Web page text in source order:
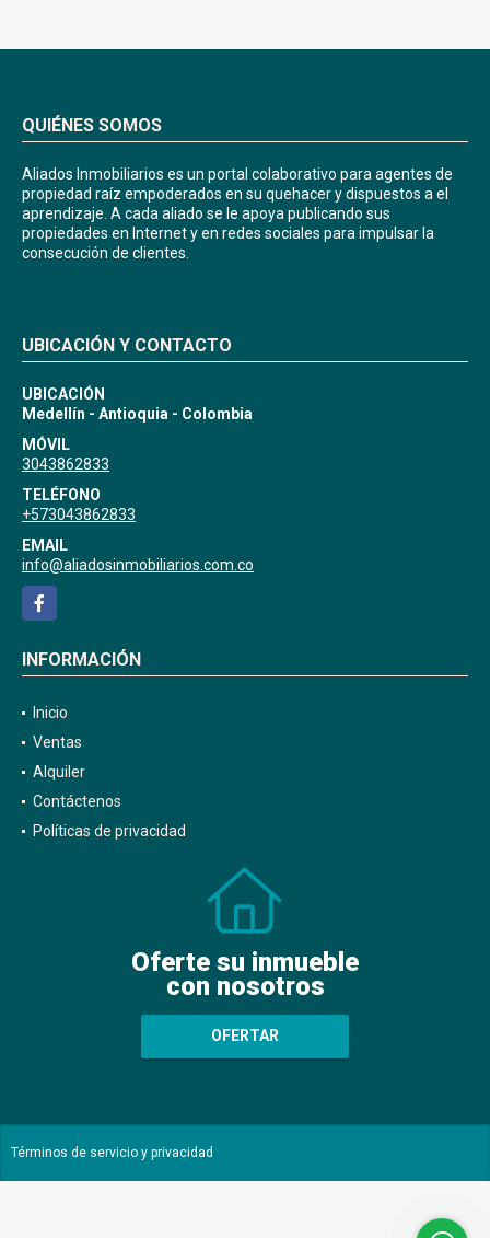
QUIÉNES SOMOS
Aliados Inmobiliarios es un portal colaborativo para agentes de
propiedad raíz empoderados en su quehacer y dispuestos a el
aprendizaje. A cada aliado se le apoya publicando sus
propiedades en Internet y en redes sociales para impulsar la
consecución de clientes.
UBICACIÓN Y CONTACTO
UBICACIÓN
Medellín - Antioquia - Colombia
MÓVIL
3043862833
TELÉFONO
+573043862833
EMAIL
info@aliadosinmobiliarios.com.co
Facebook
INFORMACIÓN
Inicio
Ventas
Alquiler
Contáctenos
Políticas de privacidad
Oferte su inmueble
con nosotros
OFERTAR
Términos de servicio y privacidad